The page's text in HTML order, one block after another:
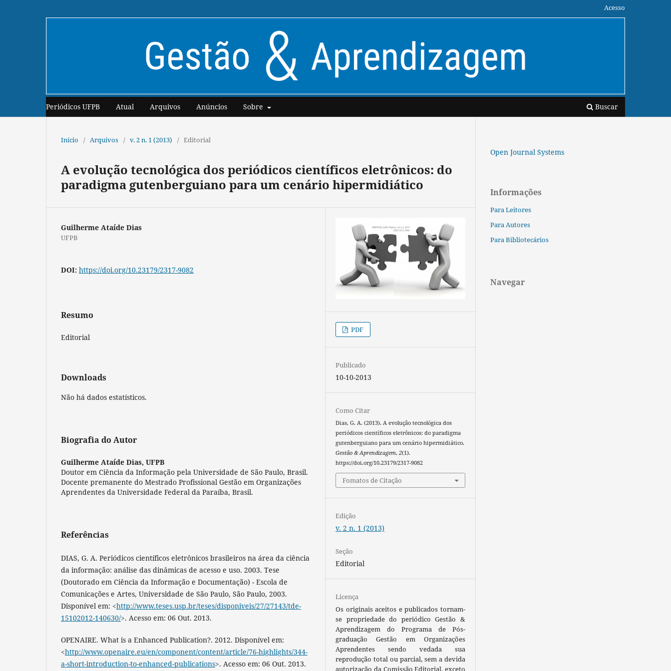
Periódicos UFPB Atual Arquivos Anúncios Sobre Buscar
Acesso
Início / Arquivos / v. 2 n. 1 (2013) / Editorial
A evolução tecnológica dos periódicos científicos eletrônicos: do
paradigma gutenberguiano para um cenário hipermidiático
Guilherme Ataíde Dias
UFPB
DOI: https://doi.org/10.23179/2317-9082
Resumo
Editorial
Downloads
Não há dados estatísticos.
Biografia do Autor
Guilherme Ataíde Dias, UFPB
Doutor em Ciência da Informação pela Universidade de São Paulo, Brasil.
Docente premanente do Mestrado Profissional Gestão em Organizações
Aprendentes da Universidade Federal da Paraíba, Brasil.
Referências
DIAS, G. A. Periódicos científicos eletrônicos brasileiros na área da ciência
da informação: análise das dinâmicas de acesso e uso. 2003. Tese
(Doutorado em Ciência da Informação e Documentação) - Escola de
Comunicações e Artes, Universidade de São Paulo, São Paulo, 2003.
Disponível em: <http://www.teses.usp.br/teses/disponiveis/27/27143/tde-
15102012-140630/>. Acesso em: 06 Out. 2013.
OPENAIRE. What is a Enhanced Publication?. 2012. Disponível em:
<http://www.openaire.eu/en/component/content/article/76-highlights/344-
a-short-introduction-to-enhanced-publications>. Acesso em: 06 Out. 2013.
PDF
Publicado
10-10-2013
Como Citar
Dias, G. A. (2013). A evolução tecnológica dos
periódicos científicos eletrônicos: do paradigma
gutenberguiano para um cenário hipermidiático.
Gestão & Aprendizagem,2(1).
https://doi.org/10.23179/2317-9082
Fomatos de Citação
Edição
v. 2 n. 1 (2013)
Seção
Editorial
Licença
Os originais aceitos e publicados tornam-
se propriedade do periódico Gestão &
Aprendizagem do Programa de Pós-
graduação Gestão em Organizações
Aprendentes sendo vedada sua
reprodução total ou parcial, sem a devida
autorização da Comissão Editorial, exceto
Open Journal Systems
Informações
Para Leitores
Para Autores
Para Bibliotecários
Navegar